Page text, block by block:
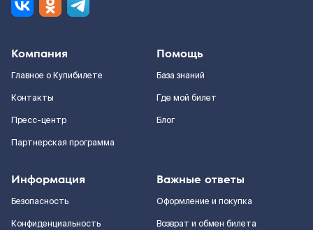
Компания
Главное о Купибилете
Контакты
Пресс-центр
Партнерская программа
Помощь
База знаний
Где мой билет
Блог
Информация
Безопасность
Конфиденциальность
Важные ответы
Оформление и покупка
Возврат и обмен билета